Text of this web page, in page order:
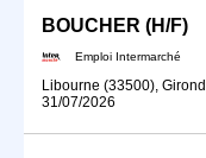
BOUCHER (H/F)
Emploi Intermarché
Libourne (33500),
31/07/2026